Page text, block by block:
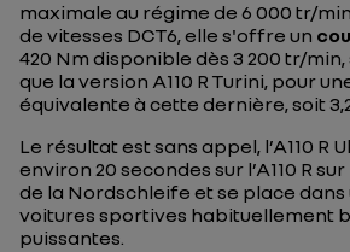
maximale au régime de 6 000 tr/
de vitesses DCT6, elle s'offre un
420 Nm disponible dès 3 200 tr/
que la version A110 R Turini, pour
équivalente à cette dernière, soit
Le résultat est sans appel, l’A110 R
environ 20 secondes sur l’A110 R
de la Nordschleife et se place dans
voitures sportives habituellement
puissantes.